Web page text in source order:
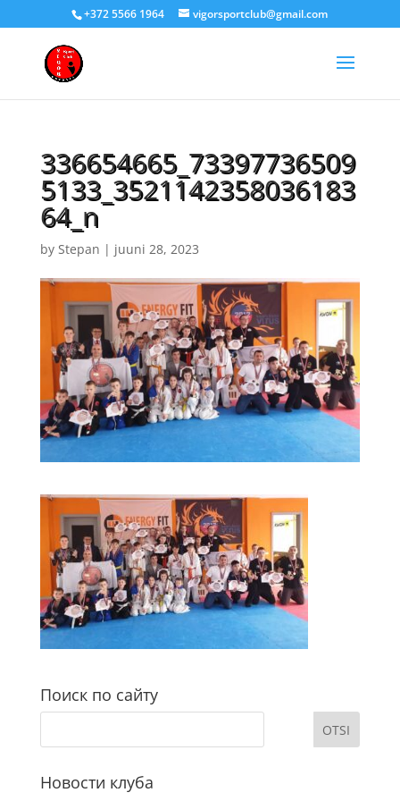
+372 5566 1964 vigorsportclub@gmail.com
336654665_73397736509
5133_3521142358036183
64_n
by Stepan | juuni 28, 2023
Поиск по сайту
Новости клуба